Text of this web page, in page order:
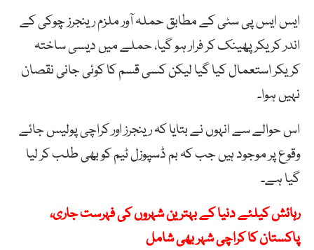
ایس ایس پی سٹی کے مطابق حملہ آور ملزم رینجرز چوکی کے
اندر کریکر پھینک کر فرار ہو گیا، حملے میں دیسی ساختہ
کریکر استعمال کیا گیا لیکن کسی قسم کا کوئی جانی نقصان
نہیں ہوا۔
اس حوالے سے انہوں نے بتایا کہ رینجرز اور کراچی پولیس جائے
وقوع پر موجود ہیں جب کہ بم ڈسپوزل ٹیم کو بھی طلب کر لیا
گیا ہے۔
رہائش کیلئے دنیا کے بہترین شہروں کی فہرست جاری،
پاکستان کا کراچی شہر بھی شامل